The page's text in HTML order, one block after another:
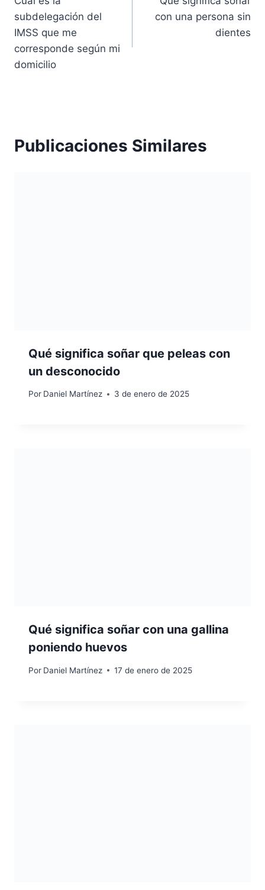
de
entradas
subdelegación del
IMSS que me
corresponde según mi
domicilio
con una persona sin
dientes
Publicaciones Similares
Qué significa soñar que peleas con
un desconocido
Por Daniel Martínez 3 de enero de 2025
Qué significa soñar con una gallina
poniendo huevos
Por Daniel Martínez 17 de enero de 2025